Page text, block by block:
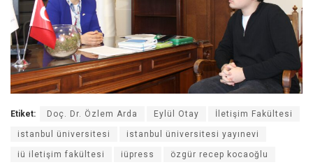
Etiket: Doç. Dr. Özlem Arda Eylül Otay İletişim Fakültesi
istanbul üniversitesi istanbul üniversitesi yayınevi
iü iletişim fakültesi iüpress özgür recep kocaoğlu